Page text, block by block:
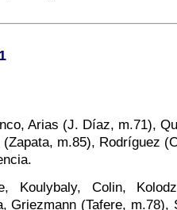
Arias (J. Díaz, m.71),
m.85), Rodríguez
Koulybaly, Colin,
Griezmann (Tafere, m.78),